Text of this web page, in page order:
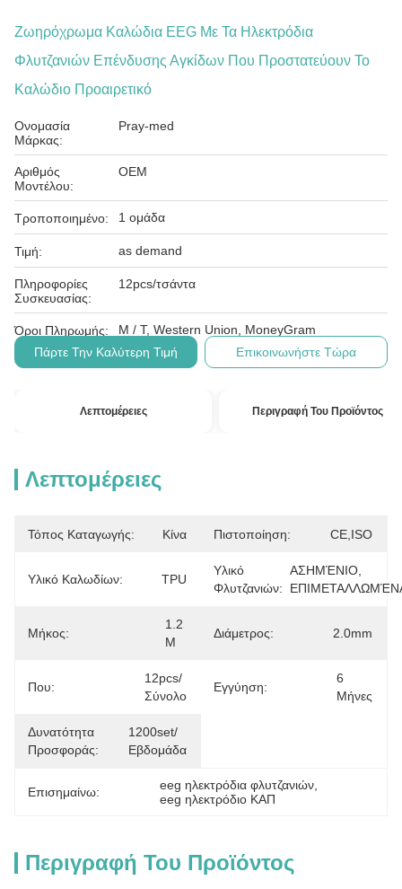
Ζωηρόχρωμα Καλώδια EEG Με Τα Ηλεκτρόδια
Φλυτζανιών Επένδυσης Αγκίδων Που Προστατεύουν Το
Καλώδιο Προαιρετικό
Ονομασία
Μάρκας:
Pray-med
Αριθμός
Μοντέλου:
OEM
Τροποποιημένο: 1 ομάδα
Τιμή: as demand
Πληροφορίες
Συσκευασίας:
12pcs/τσάντα
Όροι Πληρωμής:
Μ / Τ, Western Union, MoneyGram
Πάρτε Την Καλύτερη Τιμή
Επικοινωνήστε Τώρα
Λεπτομέρειες Περιγραφή Του Προϊόντος
Λεπτομέρειες
Τόπος Καταγωγής: Κίνα Πιστοποίηση: CE,ISO
Υλικό Καλωδίων: TPU
Υλικό
Φλυτζανιών:
ΑΣΗΜΈΝΙΟ,
Μήκος:
1.2
M
Διάμετρος: 2.0mm
Που:
12pcs/
Σύνολο
Εγγύηση:
6
Μήνες
Δυνατότητα
Προσφοράς:
1200set/
Εβδομάδα
Επισημαίνω: eeg ηλεκτρόδια φλυτζανιών
eeg ηλεκτρόδιο ΚΑΠ
Περιγραφή Του Προϊόντος